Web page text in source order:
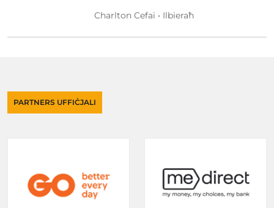
Charlton Cefai • Ilbieraħ
PARTNERS UFFIĊJALI